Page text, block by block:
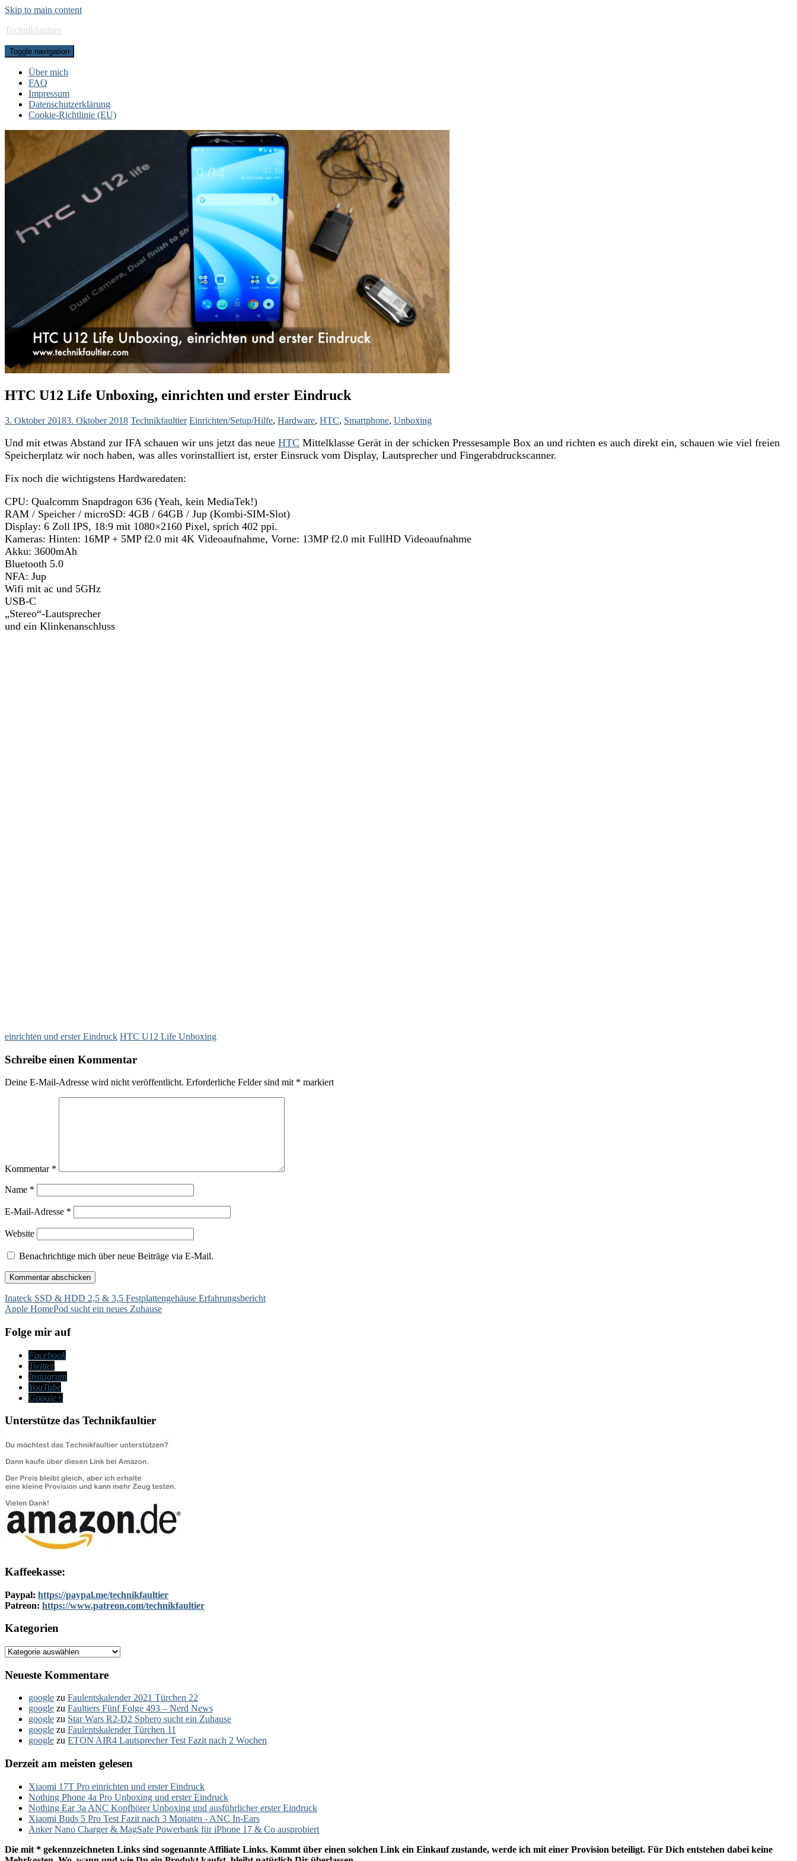
Skip to main content
Technikfaultier
Toggle navigation
Über mich
FAQ
Impressum
Datenschutzerklärung
Cookie-Richtlinie (EU)
HTC U12 Life Unboxing, einrichten und erster Eindruck
3. Oktober 20183. Oktober 2018 Technikfaultier Einrichten/Setup/Hilfe, Hardware, HTC, Smartphone, Unboxing
Und mit etwas Abstand zur IFA schauen wir uns jetzt das neue HTC Mittelklasse Gerät in der schicken Pressesample Box an und richten es auch direkt ein, schauen wie viel freien
Speicherplatz wir noch haben, was alles vorinstalliert ist, erster Einsruck vom Display, Lautsprecher und Fingerabdruckscanner.
Fix noch die wichtigstens Hardwaredaten:
CPU: Qualcomm Snapdragon 636 (Yeah, kein MediaTek!)
RAM / Speicher / microSD: 4GB / 64GB / Jup (Kombi-SIM-Slot)
Display: 6 Zoll IPS, 18:9 mit 1080×2160 Pixel, sprich 402 ppi.
Kameras: Hinten: 16MP + 5MP f2.0 mit 4K Videoaufnahme, Vorne: 13MP f2.0 mit FullHD Videoaufnahme
Akku: 3600mAh
Bluetooth 5.0
NFA: Jup
Wifi mit ac und 5GHz
USB-C
„Stereo“-Lautsprecher
und ein Klinkenanschluss
einrichten und erster Eindruck HTC U12 Life Unboxing
Schreibe einen Kommentar
Deine E-Mail-Adresse wird nicht veröffentlicht. Erforderliche Felder sind mit * markiert
Kommentar *
Name *
E-Mail-Adresse *
Website
Benachrichtige mich über neue Beiträge via E-Mail.
Beitragsnavigation
Inateck SSD & HDD 2,5 & 3,5 Festplattengehäuse Erfahrungsbericht
Apple HomePod sucht ein neues Zuhause
Folge mir auf
Facebook
Twitter
Instagram
YouTube
Google+
Unterstütze das Technikfaultier
Kaffeekasse:
Paypal: https://paypal.me/technikfaultier
Patreon: https://www.patreon.com/technikfaultier
Kategorien
Kategorien
Neueste Kommentare
google zu Faulentskalender 2021 Türchen 22
google zu Faultiers Fünf Folge 493 – Nerd News
google zu Star Wars R2-D2 Sphero sucht ein Zuhause
google zu Faulentskalender Türchen 11
google zu ETON AIR4 Lautsprecher Test Fazit nach 2 Wochen
Derzeit am meisten gelesen
Xiaomi 17T Pro einrichten und erster Eindruck
Nothing Phone 4a Pro Unboxing und erster Eindruck
Nothing Ear 3a ANC Kopfhörer Unboxing und ausführlicher erster Eindruck
Xiaomi Buds 5 Pro Test Fazit nach 3 Monaten - ANC In-Ears
Anker Nano Charger & MagSafe Powerbank für iPhone 17 & Co ausprobiert
Die mit * gekennzeichneten Links sind sogenannte Affiliate Links. Kommt über einen solchen Link ein Einkauf zustande, werde ich mit einer Provision beteiligt. Für Dich entstehen dabei keine